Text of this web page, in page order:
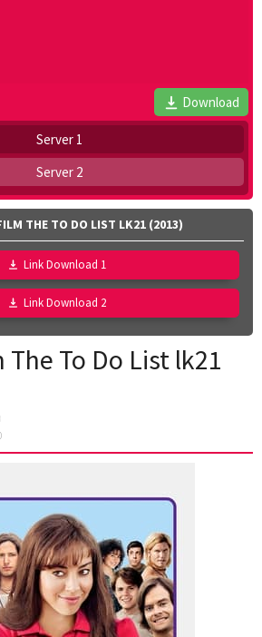
Download
Server 1
Server 2
THE TO DO LIST LK21 (2013)
Link Download 1
Link Download 2
To Do List lk21